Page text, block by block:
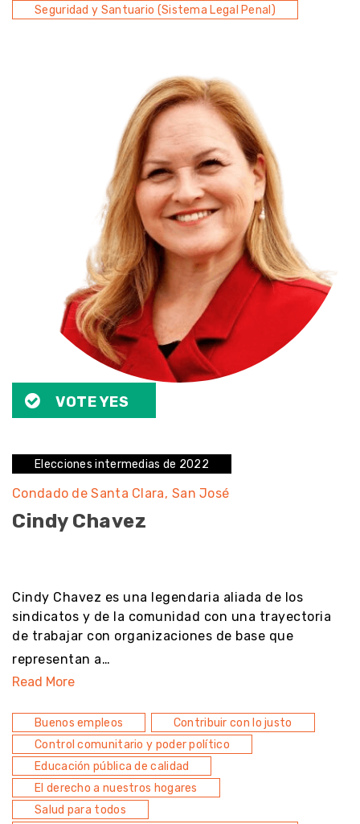
Seguridad y Santuario (Sistema Legal Penal)
VOTE YES
Elecciones intermedias de 2022
Condado de Santa Clara San José
Cindy Chavez
Cindy Chavez es una legendaria aliada de los
sindicatos y de la comunidad con una trayectoria
de trabajar con organizaciones de base que
representan a…
Read More
Buenos empleos
Contribuir con lo justo
Control comunitario y poder político
Educación pública de calidad
El derecho a nuestros hogares
Salud para todos